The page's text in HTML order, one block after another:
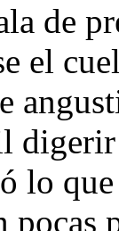
de
el
lo
pocas